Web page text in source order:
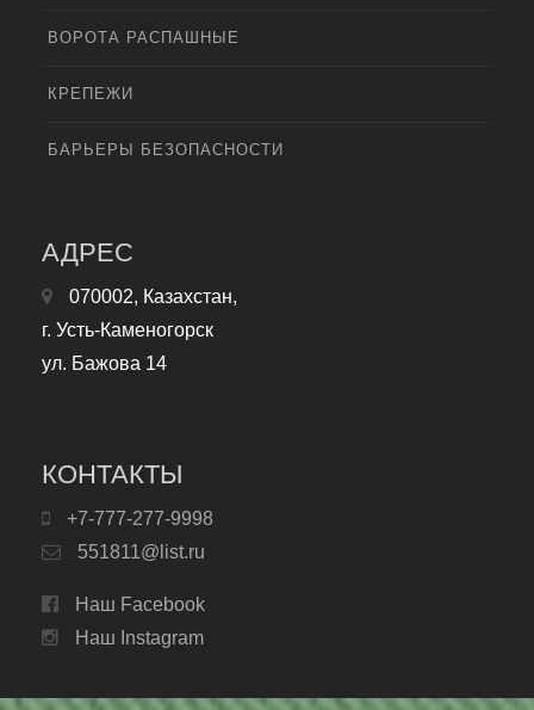
ВОРОТА РАСПАШНЫЕ
КРЕПЕЖИ
БАРЬЕРЫ БЕЗОПАСНОСТИ
АДРЕС
070002, Казахстан,
г. Усть-Каменогорск
ул. Бажова 14
КОНТАКТЫ
+7-777-277-9998
551811@list.ru
Наш Facebook
Наш Instagram